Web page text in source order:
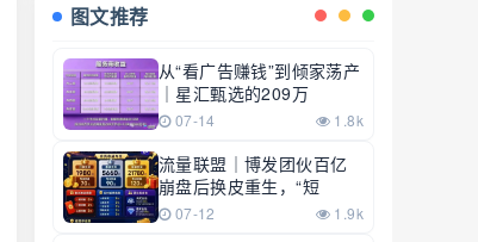
图文推荐
从“看广告赚钱”到倾家荡产
｜星汇甄选的209万
07-14 1.8k
流量联盟｜博发团伙百亿
崩盘后换皮重生，“短
07-12 1.9k